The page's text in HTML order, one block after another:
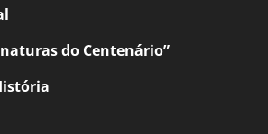
do Centenário”